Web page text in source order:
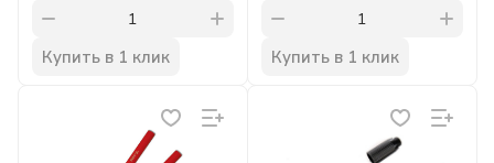
Купить в 1 клик Купить в 1 клик